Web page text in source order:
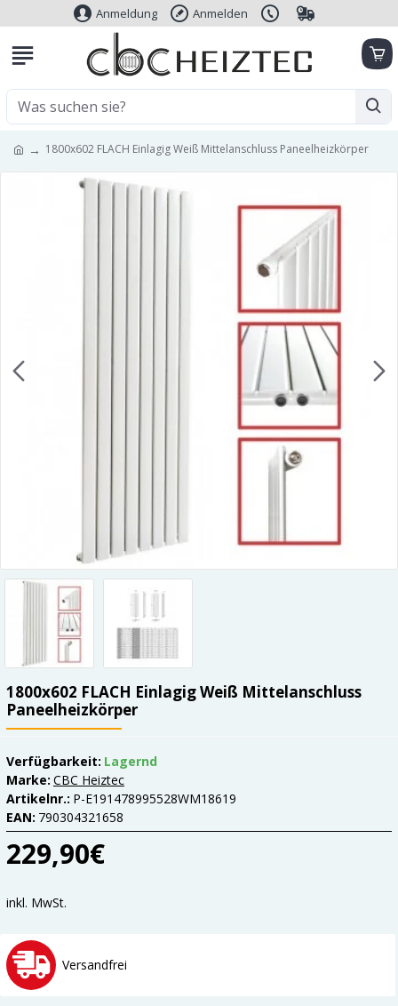
Anmeldung Anmelden
1800x602 FLACH Einlagig Weiß Mittelanschluss Paneelheizkörper
1800x602 FLACH Einlagig Weiß Mittelanschluss
Paneelheizkörper
229,90€
Verfügbarkeit: Lagernd
Marke: CBC Heiztec
Artikelnr.: P-E191478995528WM18619
EAN: 790304321658
inkl. MwSt.
Versandfrei